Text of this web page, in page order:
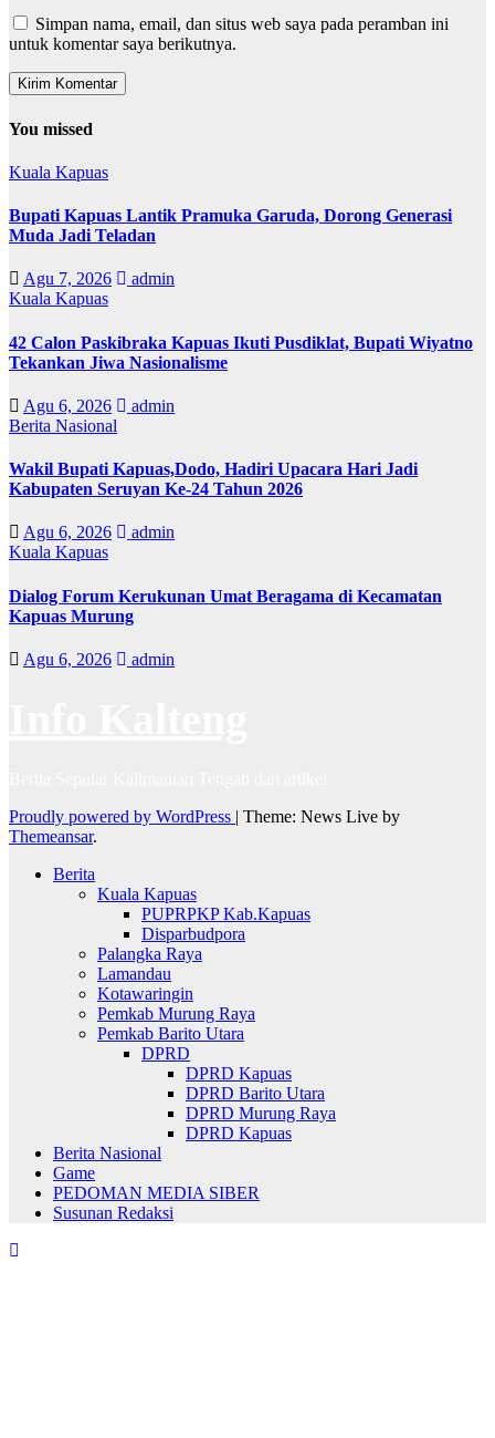
Simpan nama, email, dan situs web saya pada peramban ini
untuk komentar saya berikutnya.
You missed
Kuala Kapuas
Bupati Kapuas Lantik Pramuka Garuda, Dorong Generasi
Muda Jadi Teladan
Agu 7, 2026
admin
Kuala Kapuas
42 Calon Paskibraka Kapuas Ikuti Pusdiklat, Bupati Wiyatno
Tekankan Jiwa Nasionalisme
Agu 6, 2026
admin
Berita Nasional
Wakil Bupati Kapuas,Dodo, Hadiri Upacara Hari Jadi
Kabupaten Seruyan Ke-24 Tahun 2026
Agu 6, 2026
admin
Kuala Kapuas
Dialog Forum Kerukunan Umat Beragama di Kecamatan
Kapuas Murung
Agu 6, 2026 admin
Proudly powered by WordPress | Theme: News Live by
Themeansar.
Berita
Kuala Kapuas
PUPRPKP Kab.Kapuas
Disparbudpora
Palangka Raya
Lamandau
Kotawaringin
Pemkab Murung Raya
Pemkab Barito Utara
DPRD
DPRD Kapuas
DPRD Barito Utara
DPRD Murung Raya
DPRD Kapuas
Berita Nasional
Game
PEDOMAN MEDIA SIBER
Susunan Redaksi